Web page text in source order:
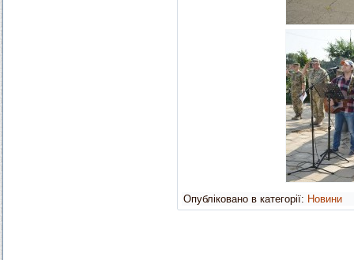
Опубліковано в категорії: Новини